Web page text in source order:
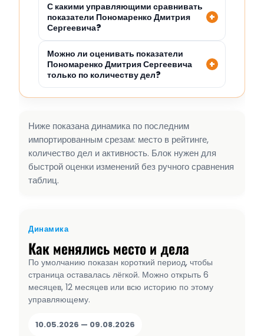
С какими управляющими сравнивать
показатели Пономаренко Дмитрия
Сергеевича?
Можно ли оценивать показатели
Пономаренко Дмитрия Сергеевича
только по количеству дел?
Ниже показана динамика по последним
импортированным срезам: место в рейтинге,
количество дел и активность. Блок нужен для
быстрой оценки изменений без ручного сравнения
таблиц.
Динамика
Как менялись место и дела
По умолчанию показан короткий период, чтобы
страница оставалась лёгкой. Можно открыть 6
месяцев, 12 месяцев или всю историю по этому
управляющему.
10.05.2026 — 09.08.2026